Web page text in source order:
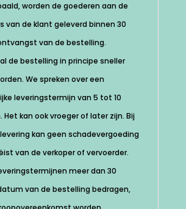
worden de goederen aan de
van de klant geleverd binnen 30
van de bestelling.
de bestelling in principe sneller
We spreken over een
leveringstermijn van 5 tot 10
Het kan ook vroeger of later zijn. Bij
kan geen schadevergoeding
van de verkoper of vervoerder.
meer dan 30
van de bestelling bedragen,